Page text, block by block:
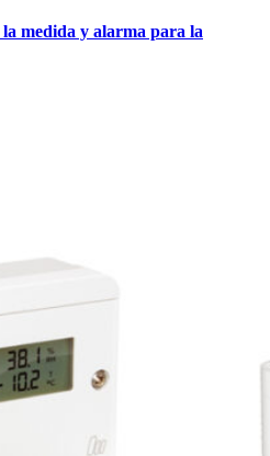
medida y alarma para la